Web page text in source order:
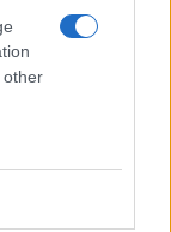
other
il prezzo
di incidere
dal